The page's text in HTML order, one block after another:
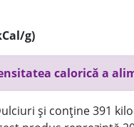
g)
calorică a
și conține 391